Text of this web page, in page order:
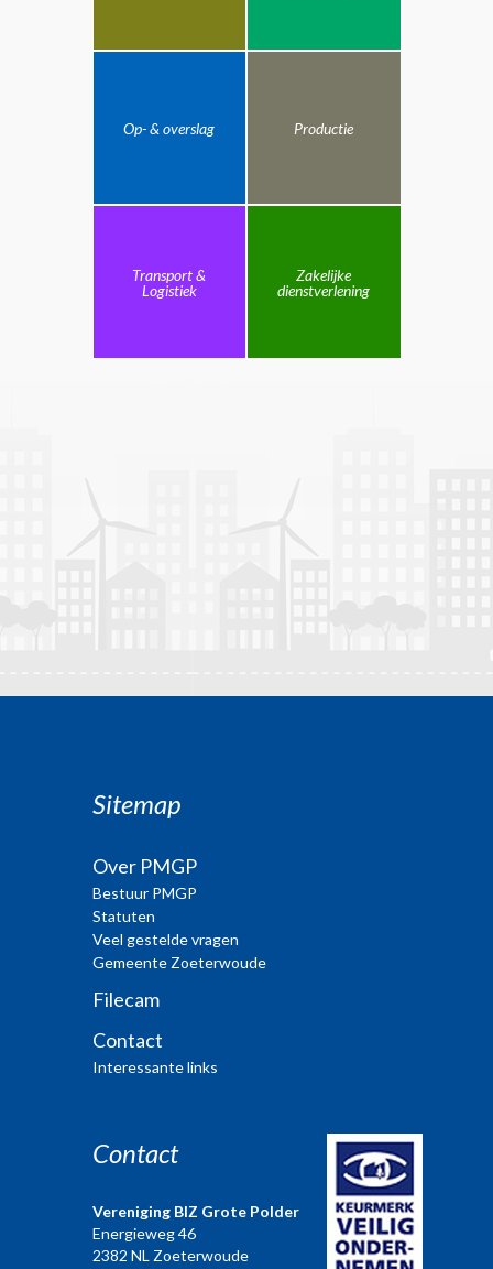
Op- & overslag Productie
Transport &
Logistiek
Zakelijke
dienstverlening
Sitemap
Over PMGP
Bestuur PMGP
Statuten
Veel gestelde vragen
Gemeente Zoeterwoude
Filecam
Contact
Interessante links
Contact
Vereniging BIZ Grote Polder
Energieweg 46
2382 NL Zoeterwoude